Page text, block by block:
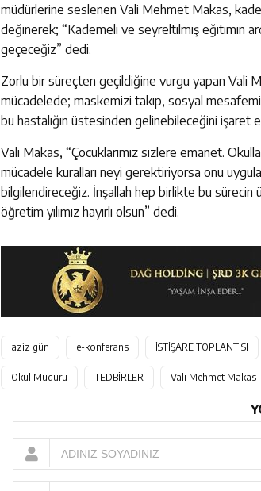
müdürlerine seslenen Vali Mehmet Makas,
değinerek; “Kademeli ve seyreltilmiş eğitimin
geçeceğiz” dedi.
Zorlu bir süreçten geçildiğine vurgu yapan Vali
mücadelede; maskemizi takıp, sosyal
bu hastalığın üstesinden gelinebileceğini işaret
Vali Makas, “Çocuklarımız sizlere emanet.
mücadele kuralları neyi gerektiriyorsa onu
bilgilendireceğiz. İnşallah hep birlikte bu
öğretim yılımız hayırlı olsun” dedi.
aziz gün e-konferans İSTİŞARE TOPLANTISI
Okul Müdürü TEDBİRLER Vali Mehmet Makas